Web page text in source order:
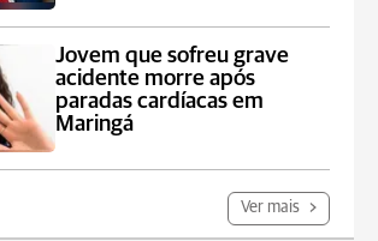
Jovem que sofreu grave
acidente morre após
paradas cardíacas em
Maringá
Ver mais